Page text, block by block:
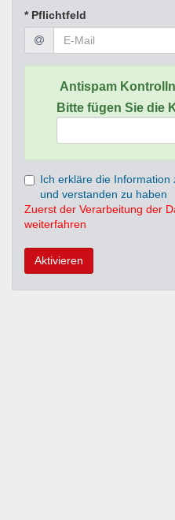
* Pflichtfeld
Antispam
Bitte fügen Sie die
Ich erkläre die Information
und verstanden zu haben
Zuerst der Verarbeitung der
weiterfahren
Aktivieren